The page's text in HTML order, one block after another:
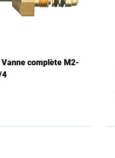
Vanne complète M2-
4